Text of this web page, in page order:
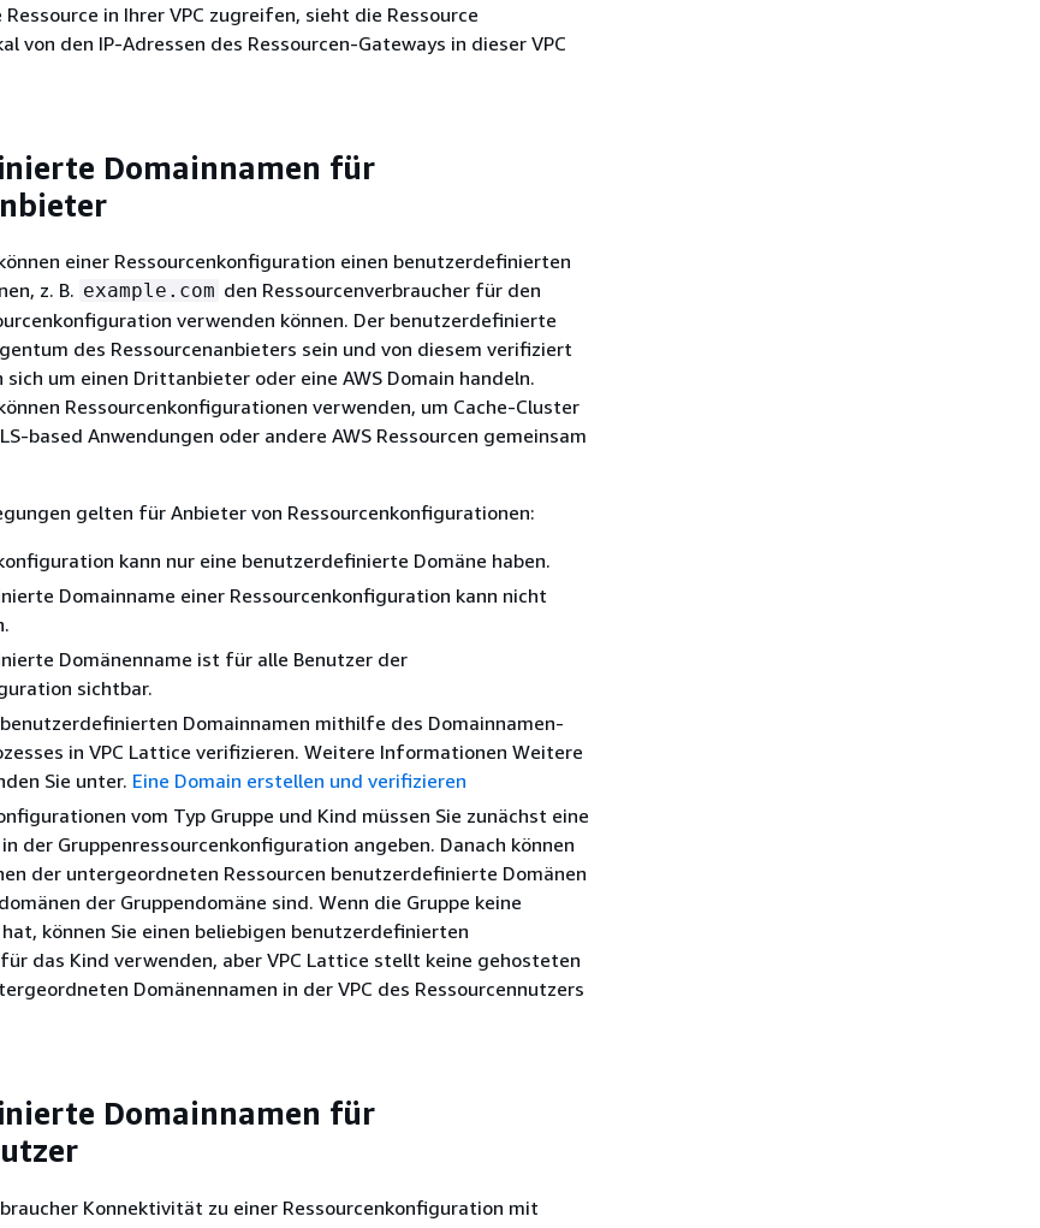
in Ihrer VPC zugreifen, sieht die Ressource
von den IP-Adressen des Ressourcen-Gateways in dieser VPC
Domainnamen für
einer Ressourcenkonfiguration einen benutzerdefinierten
z. B. example.com den Ressourcenverbraucher für den
verwenden können. Der benutzerdefinierte
des Ressourcenanbieters sein und von diesem verifiziert
sich um einen Drittanbieter oder eine AWS Domain handeln.
Ressourcenkonfigurationen verwenden, um Cache-Cluster
based Anwendungen oder andere AWS Ressourcen gemeinsam
gelten für Anbieter von Ressourcenkonfigurationen:
kann nur eine benutzerdefinierte Domäne haben.
Domainname einer Ressourcenkonfiguration kann nicht
Domänenname ist für alle Benutzer der
sichtbar.
benutzerdefinierten Domainnamen mithilfe des Domainnamen-
in VPC Lattice verifizieren. Weitere Informationen Weitere
Sie unter. Eine Domain erstellen und verifizieren
vom Typ Gruppe und Kind müssen Sie zunächst eine
der Gruppenressourcenkonfiguration angeben. Danach können
der untergeordneten Ressourcen benutzerdefinierte Domänen
der Gruppendomäne sind. Wenn die Gruppe keine
können Sie einen beliebigen benutzerdefinierten
das Kind verwenden, aber VPC Lattice stellt keine gehosteten
Domänennamen in der VPC des Ressourcennutzers
Domainnamen für
Konnektivität zu einer Ressourcenkonfiguration mit